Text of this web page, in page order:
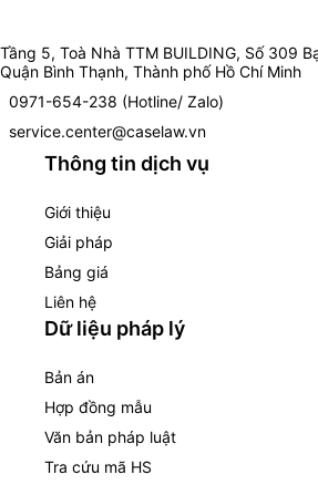
Tầng 5, Toà Nhà TTM BUILDING, Số 309
Quận Bình Thạnh, Thành phố Hồ Chí Minh
0971-654-238 (Hotline/ Zalo)
service.center@caselaw.vn
Thông tin dịch vụ
Giới thiệu
Giải pháp
Bảng giá
Liên hệ
Dữ liệu pháp lý
Bản án
Hợp đồng mẫu
Văn bản pháp luật
Tra cứu mã HS